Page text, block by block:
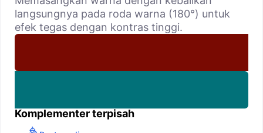
langsungnya pada roda warna (180°) untuk
efek tegas dengan kontras tinggi.
Komplementer terpisah